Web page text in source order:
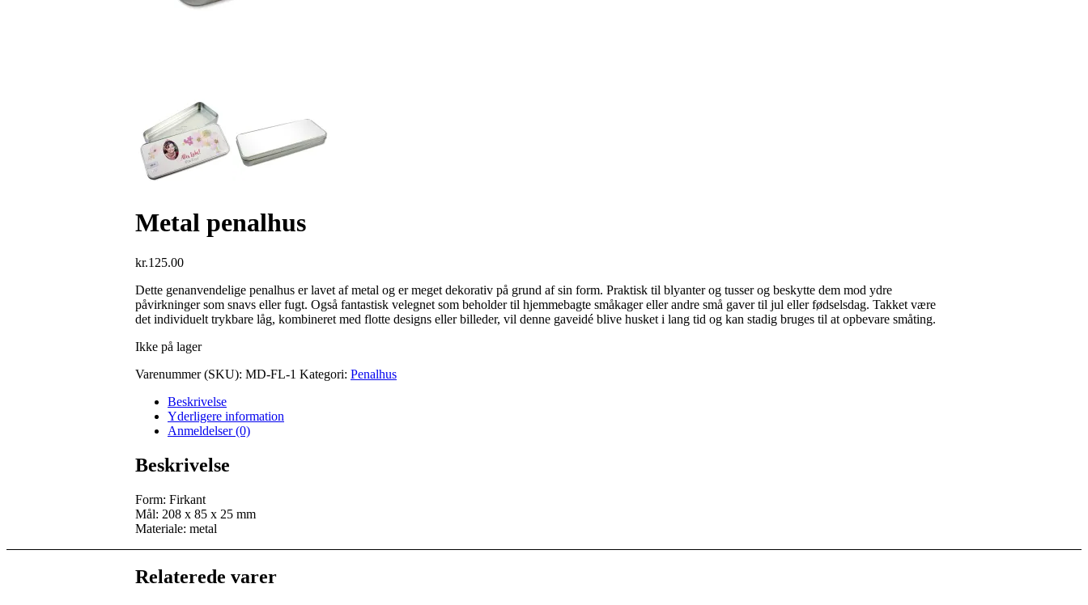
Metal penalhus
kr.125.00
Dette genanvendelige penalhus er lavet af metal og er meget dekorativ på grund af sin form. Praktisk til blyanter og tusser og beskytte dem mod ydre
påvirkninger som snavs eller fugt. Også fantastisk velegnet som beholder til hjemmebagte småkager eller andre små gaver til jul eller fødselsdag. Takket være
det individuelt trykbare låg, kombineret med flotte designs eller billeder, vil denne gaveidé blive husket i lang tid og kan stadig bruges til at opbevare småting.
Ikke på lager
Varenummer (SKU): MD-FL-1 Kategori: Penalhus
Beskrivelse
Yderligere information
Anmeldelser (0)
Beskrivelse
Form: Firkant
Mål: 208 x 85 x 25 mm
Materiale: metal
Relaterede varer